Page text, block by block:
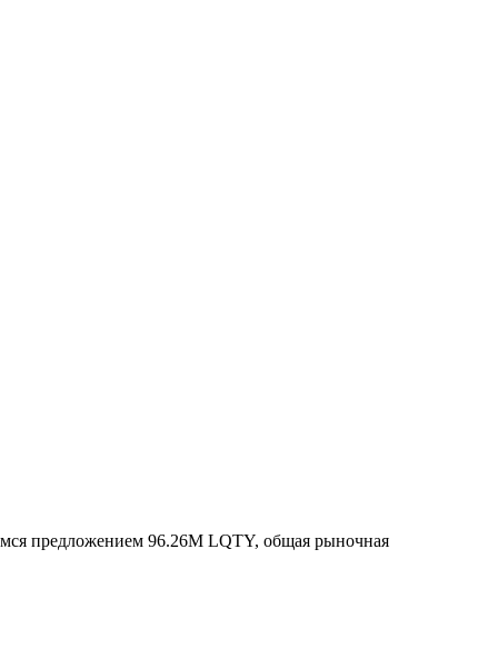
предложением 96.26M LQTY, общая рыночная